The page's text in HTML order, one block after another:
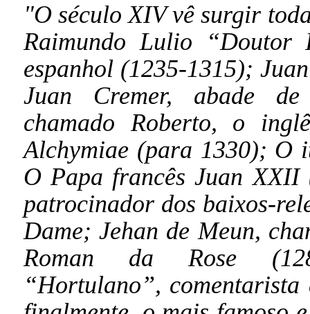
"O século XIV vê surgir
Raimundo Lulio “Doutor
espanhol (1235-1315);
Juan Cremer, abade de
chamado Roberto, o
Alchymiae (para 1330); O
O Papa francês Juan
patrocinador dos baixos-
Dame; Jehan de Meun,
Roman da Rose
“Hortulano”,